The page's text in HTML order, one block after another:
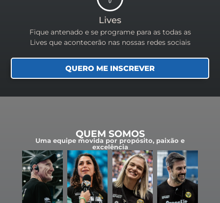
Lives
Fique antenado e se programe para as todas as
Lives que acontecerão nas nossas redes sociais
QUERO ME INSCREVER
QUEM SOMOS
Uma equipe movida por propósito, paixão e
excelência